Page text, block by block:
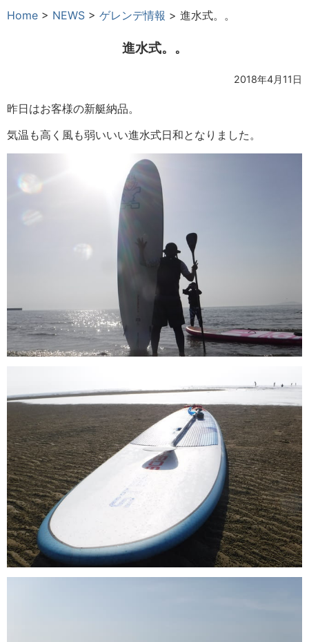
Home > NEWS > ゲレンデ情報 > 進水式。。
進水式。。
2018年4月11日
昨日はお客様の新艇納品。
気温も高く風も弱いいい進水式日和となりました。